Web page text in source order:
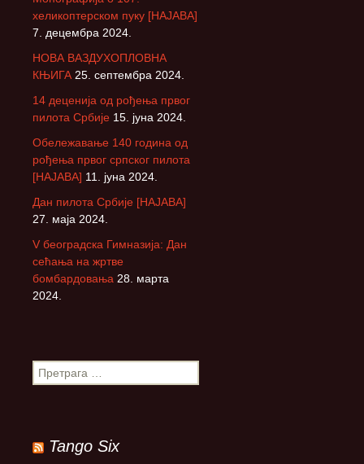
хеликоптерском пуку [НАЈАВА]
7. децембра 2024.
НОВА ВАЗДУХОПЛОВНА
КЊИГА 25. септембра 2024.
14 деценија од рођења првог
пилота Србије 15. јуна 2024.
Обележавање 140 година од
рођења првог српског пилота
[НАЈАВА] 11. јуна 2024.
Дан пилота Србије [НАЈАВА]
27. маја 2024.
V београдска Гимназија: Дан
сећања на жртве
бомбардовања 28. марта
2024.
П
р
а
Tango Six